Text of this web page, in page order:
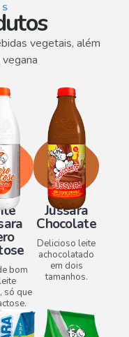
vegetais, além
bom
só que
Jussara
Chocolate
Delicioso leite
achocolatado
em dois
tamanhos.